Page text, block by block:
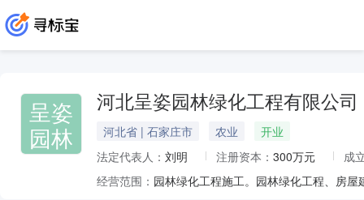
呈姿
园林
河北呈姿园林绿化工程有限公司
河北省 | 石家庄市 农业
开业
法定代表人： 刘明 注册资本： 300万元
成
经营范围：